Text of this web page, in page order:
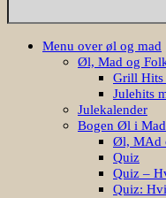
Menu over øl og mad
Øl, Mad og
Grill Hits
Julehits
Julekalender
Bogen Øl i Mad
Øl, MAd
Quiz
Quiz –
Quiz: